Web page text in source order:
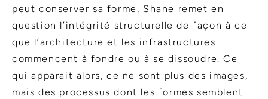
peut conserver sa forme, Shane remet en
question l’intégrité structurelle de façon à ce
que l’architecture et les infrastructures
commencent à fondre ou à se dissoudre. Ce
qui apparait alors, ce ne sont plus des images,
mais des processus dont les formes semblent